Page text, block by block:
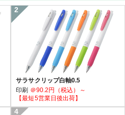
サラサクリップ白軸0.5
印刷 ＠90.2円（税込）～
【最短5営業日後出荷】